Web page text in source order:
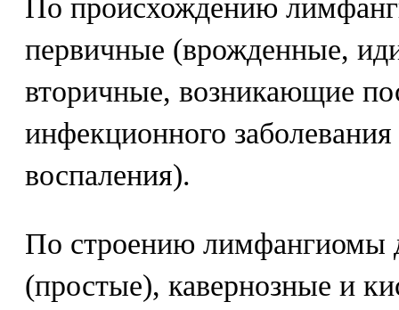
По происхождению
первичные (врожденные,
вторичные, возникающие
инфекционного
воспаления).
По строению лимфангиомы
(простые), кавернозные и